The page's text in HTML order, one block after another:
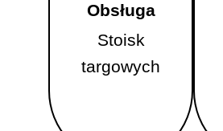
Obsługa
Stoisk
targowych
Obsługa
Stoisk